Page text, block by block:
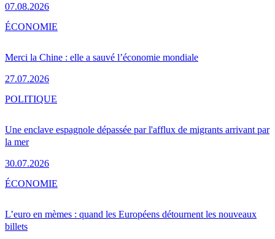
07.08.2026
Merci la Chine : elle a sauvé l’économie mondiale
27.07.2026
ÉCONOMIE
Une enclave espagnole dépassée par l'afflux de migrants arrivant par
la mer
30.07.2026
POLITIQUE
L’euro en mèmes : quand les Européens détournent les nouveaux
billets
ÉCONOMIE